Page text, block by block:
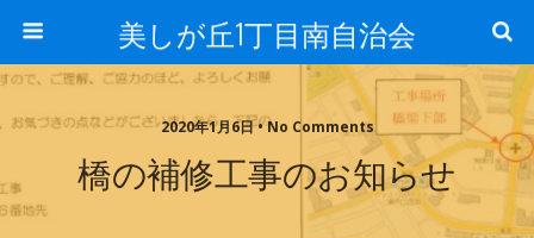
美しが丘1丁目南自治会
2020年1月6日 • No Comments
橋の補修工事のお知らせ